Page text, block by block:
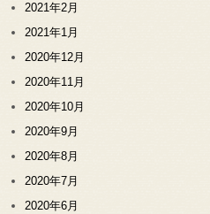
2021年2月
2021年1月
2020年12月
2020年11月
2020年10月
2020年9月
2020年8月
2020年7月
2020年6月